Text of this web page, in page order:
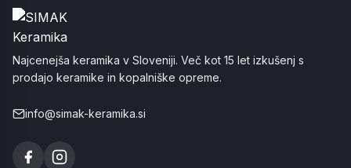
Najcenejša keramika v Sloveniji. Več kot 15 let izkušenj s
prodajo keramike in kopalniške opreme.
info@simak-keramika.si